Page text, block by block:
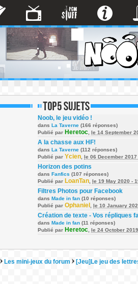
Noob, le jeu vidéo !
dans La Taverne (166 réponses)
Publié par Heretoc le 14 September
A la chasse aux HF!
dans La Taverne (112 réponses)
Publié par Ycien le 06 December 2017
Horizon des potins
dans Fanfics (107 réponses)
Publié par LoanTan le 19 May 2020 -
Filtres Photos pour Facebook
dans Made in fan (10 réponses)
Publié par Ophaniel le 10 January
Création de texte - Vos répliques
dans Made in fan (11 réponses)
Publié par Heretoc le 24 October
Les mini-jeux du forum [Jeu]Le jeu des